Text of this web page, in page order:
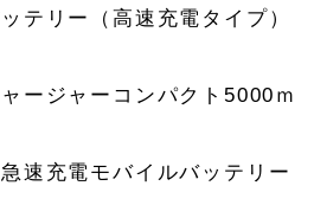
テリー（高速充電タイプ）
ージャーコンパクト5000ｍ
速充電モバイルバッテリー